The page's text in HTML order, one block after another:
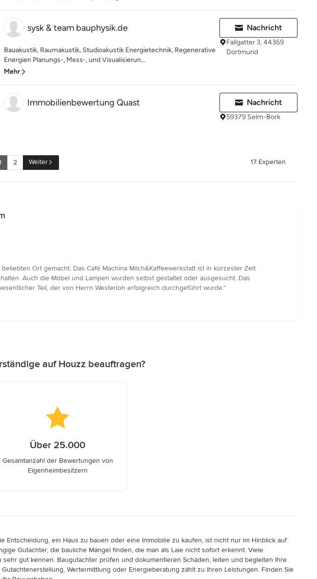
sysk & team bauphysik.de
Bauakustik, Raumakustik, Studioakustik Energietechnik, Regenerative
Energien Planungs-, Mess-, und Visualisierun...
Mehr
Nachricht
Fallgatter 3, 44369
Dortmund
Immobilienbewertung Quast Nachricht
59379 Selm-Bork
2 Weiter 17 Experten
Ort gemacht. Das Café Machina Milch&Kaffeewerkstatt ist in kürzester Zeit
Auch die Möbel und Lampen wurden selbst gestaltet oder ausgesucht. Das
Teil, der von Herrn Westerloh erfolgreich durchgeführt wurde.”
auf Houzz beauftragen?
Über 25.000
Gesamtanzahl der Bewertungen von
Eigenheimbesitzern
Entscheidung, ein Haus zu bauen oder eine Immobilie zu kaufen, ist nicht nur im Hinblick auf
Gutachter, die bauliche Mängel finden, die man als Laie nicht sofort erkennt. Viele
gut kennen. Baugutachter prüfen und dokumentieren Schäden, leiten und begleiten Ihre
Wertermittlung oder Energieberatung zählt zu Ihren Leistungen. Finden Sie